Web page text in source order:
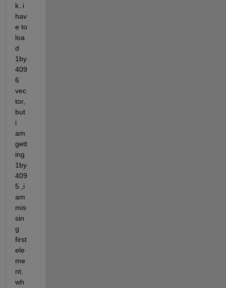
k..i
hav
e to
loa
d
1by
409
6
vec
tor,
but
i
am
gett
ing
1by
409
5 ,i
am
mis
sin
g
first
ele
me
nt.
wh